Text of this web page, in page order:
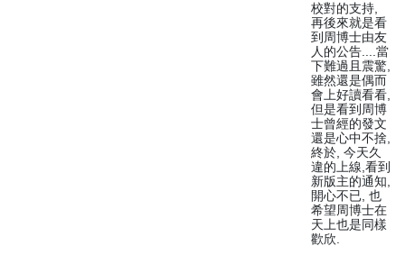
校對的支持,
再後來就是看
到周博士由友
人的公告....當
下難過且震驚,
雖然還是偶而
會上好讀看看,
但是看到周博
士曾經的發文
還是心中不捨,
終於, 今天久
違的上線,看到
新版主的通知,
開心不已, 也
希望周博士在
天上也是同樣
歡欣.